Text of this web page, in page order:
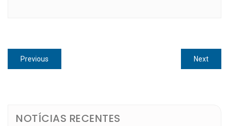
Navegação
de
Previous
post:
NextNext
post:
NOTÍCIAS RECENTES